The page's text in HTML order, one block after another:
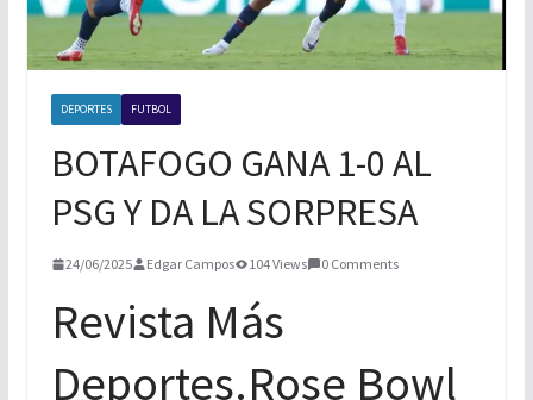
DEPORTES FUTBOL
BOTAFOGO GANA 1-0 AL
PSG Y DA LA SORPRESA
24/06/2025 Edgar Campos 104 Views 0 Comments
Revista Más
Deportes.Rose Bowl